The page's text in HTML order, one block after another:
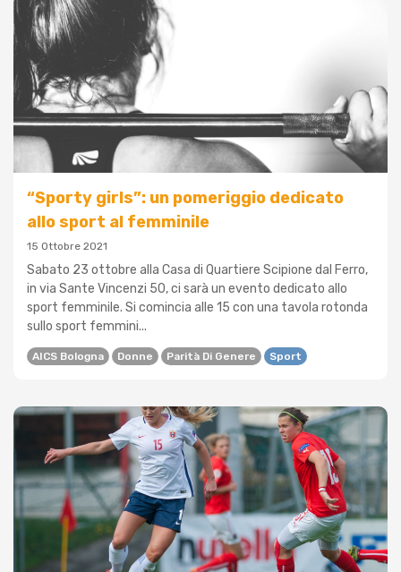
“Sporty girls”: un pomeriggio dedicato
allo sport al femminile
15 Ottobre 2021
Sabato 23 ottobre alla Casa di Quartiere Scipione dal Ferro,
in via Sante Vincenzi 50, ci sarà un evento dedicato allo
sport femminile. Si comincia alle 15 con una tavola rotonda
sullo sport femmini...
AICS Bologna Donne Parità Di Genere Sport